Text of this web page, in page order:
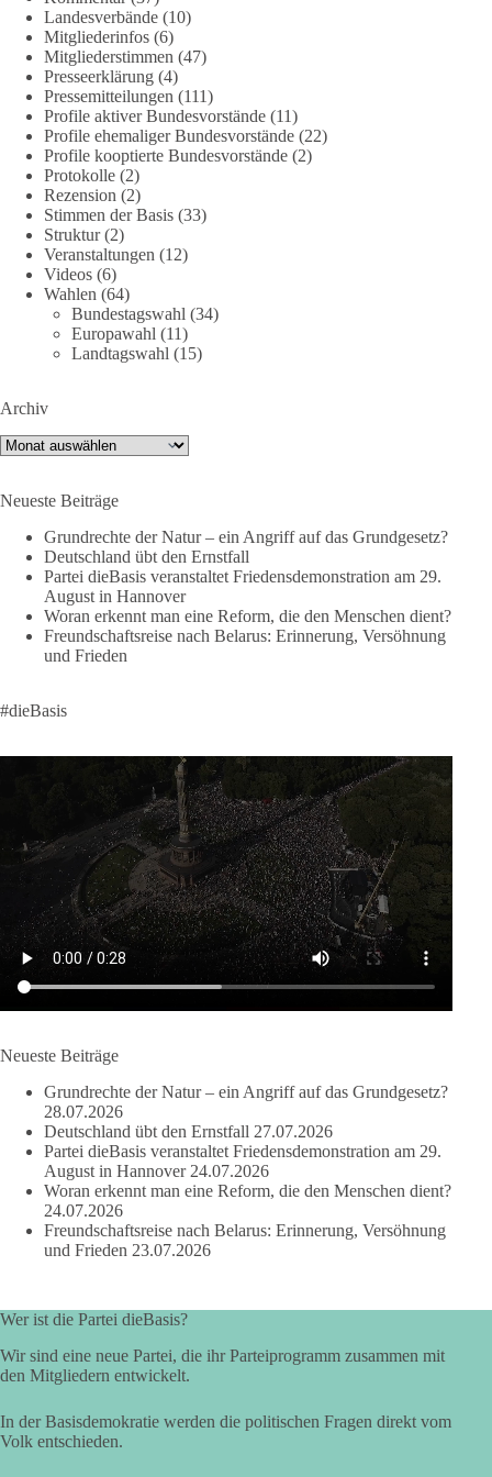
https://diebasis.de/mitgliedschaft/
#dieBasis #energiewende #strompreise
40 7 Auf Facebook ansehen
DieBasis
1 Tag zuvor
⚡️ NATO-Gipfel in Ankara: Kriegskonferenz statt
Friedensgipfel!?
Anfang Juli 2026 trafen sich 32 Bündnisstaaten sowie deren
Staats- und Regierungschefs zum NATO-Gipfel in der Türkei.
Verteidigungsbündnis der Welt und ein Garant für Sicherheit.
Die Gipfelerklärung liest sich jedoch wie ein Protokoll einer
Neue Milliardenhilfen für die Ukraine, neue Verpflichtungen
für Europa, gigantische Rüstungsdeals, Ausbau der
Verteidigungsindustrie, Modernisierung der Streitkräfte, ein
klares Bekenntnis zur militärischen Abschreckung und dazu
die Forderung, der Iran dürfe keine Kernwaffe besitzen.
Und wo war der Austausch über eine friedensorientierte
🟩🟩🟦🟦🟥🟥🟧🟧
dieBasis fordert als einzige Partei in Deutschland den Austritt
aus der NATO. Ein Gipfel, der mehr nach Rüstungsdeal als
nach Friedenspolitik klingt, wird niemals Sicherheit schaffen,
ob nun in Deutschland oder weltweit.
Quelle: https://www.tagesschau.de/ausland/asien/nato-
erklaerung-ankara-100.html
#dieBasis #NATO #Gipfeltreffen #Frieden #Sicherheit
DieBasis
2 Tage(n) zuvor
Grundrechte der Natur – ein Angriff auf das Grundgesetz?
Im Politischen Frühschoppen diskutieren die Teilnehmer das
Verhältnis von Mensch, Natur und Grundgesetz.
Kann die Natur Träger eigener Grundrechte sein? Oder würde
Grundgesetzes sprengen? Mit dieser grundsätzlichen Frage
beschäftigte sich die Teilnehmer des Politischen
Referent Frank Bothmann stellte die These auf, dass die
Landesverbände (10)
Mitgliederinfos (6)
Mitgliederstimmen (47)
Presseerklärung (4)
Pressemitteilungen (111)
Profile aktiver Bundesvorstände (11)
Profile ehemaliger Bundesvorstände (22)
Profile kooptierte Bundesvorstände (2)
Protokolle (2)
Rezension (2)
Stimmen der Basis (33)
Struktur(2)
Veranstaltungen (12)
Videos (6)
Wahlen (64)
Bundestagswahl (34)
Europawahl (11)
Landtagswahl (15)
Archiv
Archiv
Neueste Beiträge
Grundrechte der Natur – ein Angriff auf das Grundgesetz?
Deutschland übt den Ernstfall
Partei dieBasis veranstaltet Friedensdemonstration am 29.
August in Hannover
Woran erkennt man eine Reform, die den Menschen dient?
Freundschaftsreise nach Belarus: Erinnerung, Versöhnung
und Frieden
#dieBasis
Neueste Beiträge
Grundrechte der Natur – ein Angriff auf das Grundgesetz?
28.07.2026
Deutschland übt den Ernstfall 27.07.2026
Partei dieBasis veranstaltet Friedensdemonstration am 29.
August in Hannover 24.07.2026
Woran erkennt man eine Reform, die den Menschen dient?
24.07.2026
Freundschaftsreise nach Belarus: Erinnerung, Versöhnung
und Frieden 23.07.2026
Wer ist die Partei dieBasis?
Wir sind eine neue Partei, die ihr Parteiprogramm zusammen mit
den Mitgliedern entwickelt.
In der Basisdemokratie werden die politischen Fragen direkt vom
Volk entschieden.